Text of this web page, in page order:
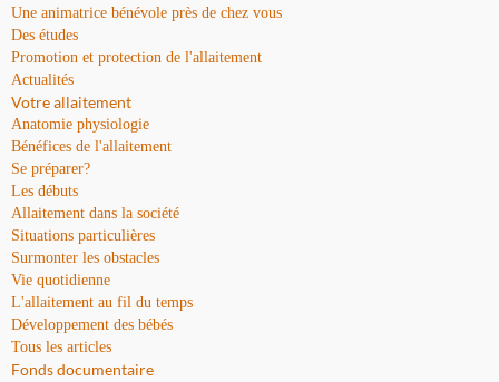
Une animatrice bénévole près de chez vous
Des études
Promotion et protection de l'allaitement
Actualités
Votre allaitement
Anatomie physiologie
Bénéfices de l'allaitement
Se préparer?
Les débuts
Allaitement dans la société
Situations particulières
Surmonter les obstacles
Vie quotidienne
L'allaitement au fil du temps
Développement des bébés
Tous les articles
Fonds documentaire